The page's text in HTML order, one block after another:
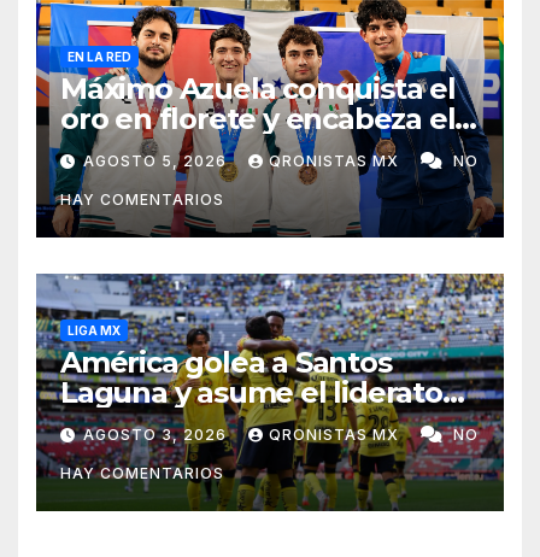
EN LA RED
Máximo Azuela conquista el
oro en florete y encabeza el
1-2-3 mexicano en Santo
Domingo 2026
AGOSTO 5, 2026 QRONISTAS MX NO
HAY COMENTARIOS
LIGA MX
América golea a Santos
Laguna y asume el liderato
del Apertura 2026
AGOSTO 3, 2026 QRONISTAS MX NO
HAY COMENTARIOS